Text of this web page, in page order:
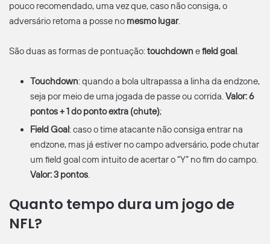
pouco recomendado, uma vez que, caso não consiga, o
adversário retoma a posse no mesmo lugar.
São duas as formas de pontuação:touchdownefield goal .
Touchdown: quando a bola ultrapassa a linha da endzone,
seja por meio de uma jogada de passe ou corrida.Valor: 6
pontos + 1 do ponto extra (chute);
Field Goal : caso o time atacante não consiga entrar na
endzone, mas já estiver no campo adversário, pode chutar
um field goal com intuito de acertar o “Y” no fim do campo.
Valor: 3 pontos.
Quanto tempo dura um jogo de
NFL?